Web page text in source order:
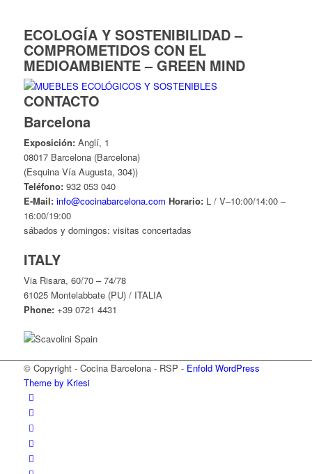
ECOLOGÍA Y SOSTENIBILIDAD –
COMPROMETIDOS CON EL
MEDIOAMBIENTE – GREEN MIND
CONTACTO
Barcelona
Exposición:Anglí, 1
08017 Barcelona (Barcelona)
(Esquina Vía Augusta, 304))
Teléfono:932 053 040
E-Mail: info@cocinabarcelona.com Horario:L / V–10:00/14:00 –
16:00/19:00
sábados y domingos: visitas concertadas
ITALY
Via Risara, 60/70 – 74/78
61025 Montelabbate (PU) / ITALIA
Phone:+39 0721 4431
© Copyright - Cocina Barcelona - RSP - Enfold WordPress
Theme by Kriesi